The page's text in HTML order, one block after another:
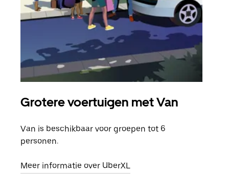
Grotere voertuigen met Van
Van is beschikbaar voor groepen tot 6
personen.
Meer informatie over UberXL